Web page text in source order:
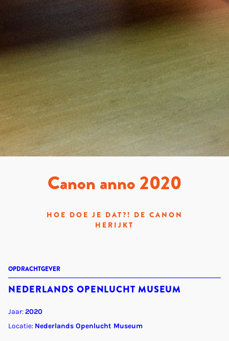
Canon anno 2020
HOE DOE JE DAT?! DE CANON
HERIJKT
OPDRACHTGEVER
NEDERLANDS OPENLUCHT MUSEUM
Jaar:2020
Locatie: Nederlands Openlucht Museum